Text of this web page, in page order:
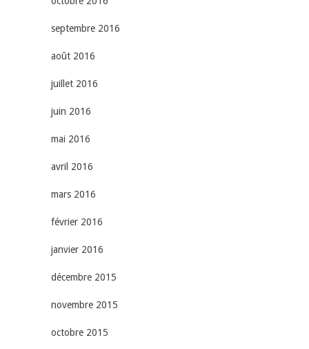
septembre 2016
août 2016
juillet 2016
juin 2016
mai 2016
avril 2016
mars 2016
février 2016
janvier 2016
décembre 2015
novembre 2015
octobre 2015